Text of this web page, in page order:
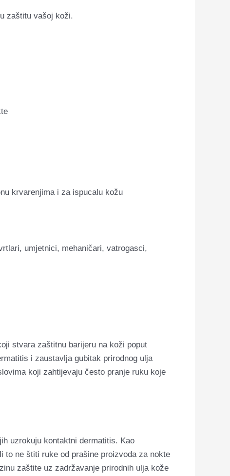
zaštitu vašoj koži.
krvarenjima i za ispucalu kožu
umjetnici, mehaničari, vatrogasci,
stvara zaštitnu barijeru na koži poput
i zaustavlja gubitak prirodnog ulja
koji zahtijevaju često pranje ruku koje
uzrokuju kontaktni dermatitis. Kao
to ne štiti ruke od prašine proizvoda za nokte
zaštite uz zadržavanje prirodnih ulja kože